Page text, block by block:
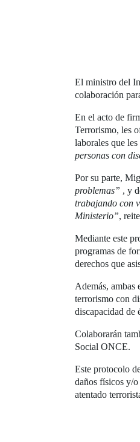
El ministro del
colaboración
En el acto de
Terrorismo, les
laborales que
personas con
Por su parte,
problemas” , y
trabajando con
Ministerio”,
Mediante este
programas de
derechos que
Además, ambas
terrorismo con
discapacidad de
Colaborarán
Social ONCE.
Este protocolo
daños físicos y/
atentado